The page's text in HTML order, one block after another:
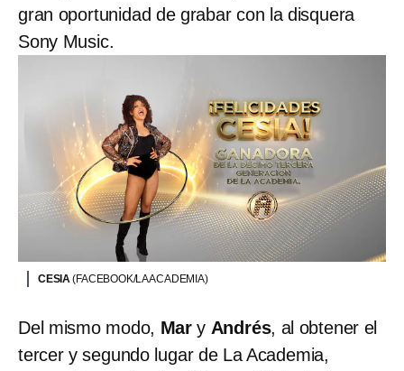
gran oportunidad de grabar con la disquera
Sony Music.
CESIA(FACEBOOK/LA ACADEMIA)
Del mismo modo, Mary Andrés, al obtener el
tercer y segundo lugar de La Academia,